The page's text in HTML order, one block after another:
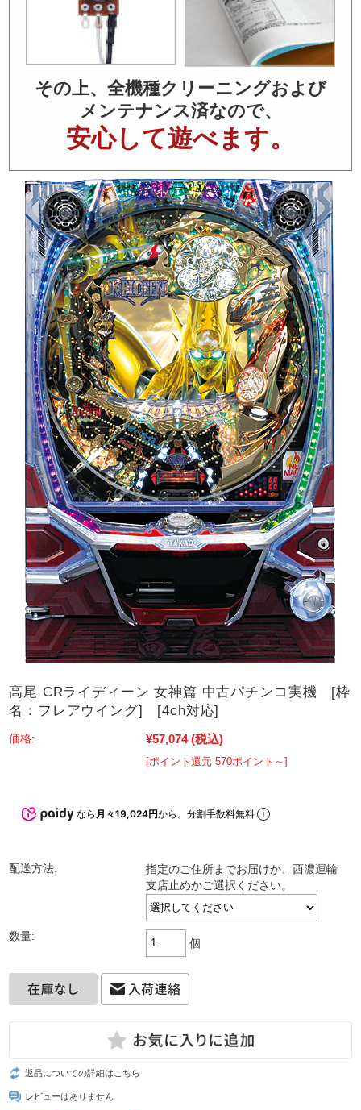
その上、全機種クリーニングおよび
メンテナンス済なので、
安心して遊べます。
高尾 CRライディーン 女神篇 中古パチンコ実機 [枠
名：フレアウイング] [4ch対応]
価格: ¥57,074 (税込)
[ポイント還元 570ポイント～]
なら 月々19,024円から。分割手数料無料
配送方法:
指定のご住所までお届けか、西濃運輸
支店止めかご選択ください。
数量:
個
返品についての詳細はこちら
レビューはありません